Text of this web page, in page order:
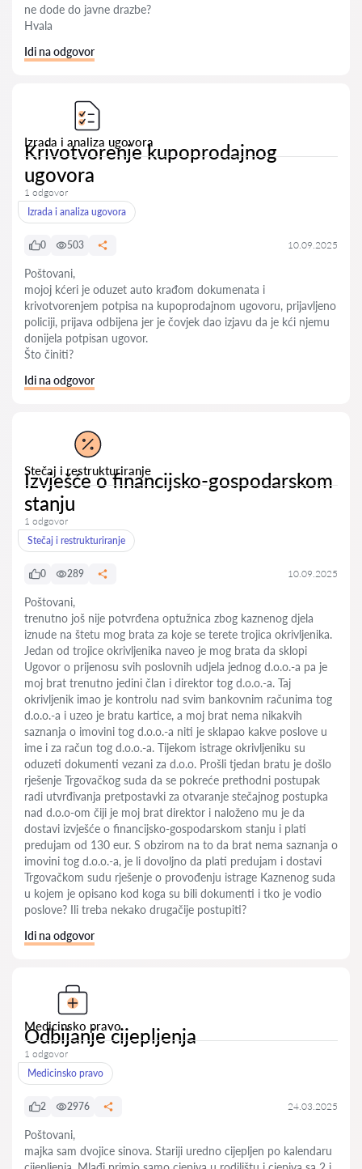
ne dode do javne drazbe?
Hvala
Idi na odgovor
Izrada i analiza ugovora
Krivotvorenje kupoprodajnog
ugovora
1 odgovor
Izrada i analiza ugovora
0 503 10.09.2025
Poštovani,
mojoj kćeri je oduzet auto krađom dokumenata i
krivotvorenjem potpisa na kupoprodajnom ugovoru, prijavljeno
policiji, prijava odbijena jer je čovjek dao izjavu da je kći njemu
donijela potpisan ugovor.
Što činiti?
Idi na odgovor
Stečaj i restrukturiranje
Izvješće o financijsko-gospodarskom
stanju
1 odgovor
Stečaj i restrukturiranje
0 289 10.09.2025
Poštovani,
trenutno još nije potvrđena optužnica zbog kaznenog djela
iznude na štetu mog brata za koje se terete trojica okrivljenika.
Jedan od trojice okrivljenika naveo je mog brata da sklopi
Ugovor o prijenosu svih poslovnih udjela jednog d.o.o.-a pa je
moj brat trenutno jedini član i direktor tog d.o.o.-a. Taj
okrivljenik imao je kontrolu nad svim bankovnim računima tog
d.o.o.-a i uzeo je bratu kartice, a moj brat nema nikakvih
saznanja o imovini tog d.o.o.-a niti je sklapao kakve poslove u
ime i za račun tog d.o.o.-a. Tijekom istrage okrivljeniku su
oduzeti dokumenti vezani za d.o.o. Prošli tjedan bratu je došlo
rješenje Trgovačkog suda da se pokreće prethodni postupak
radi utvrđivanja pretpostavki za otvaranje stečajnog postupka
nad d.o.o-om čiji je moj brat direktor i naloženo mu je da
dostavi izvješće o financijsko-gospodarskom stanju i plati
predujam od 130 eur. S obzirom na to da brat nema saznanja o
imovini tog d.o.o.-a, je li dovoljno da plati predujam i dostavi
Trgovačkom sudu rješenje o provođenju istrage Kaznenog suda
u kojem je opisano kod koga su bili dokumenti i tko je vodio
poslove? Ili treba nekako drugačije postupiti?
Idi na odgovor
Medicinsko pravo
Odbijanje cijepljenja
1 odgovor
Medicinsko pravo
2 2976 24.03.2025
Poštovani,
majka sam dvojice sinova. Stariji uredno cijepljen po kalendaru